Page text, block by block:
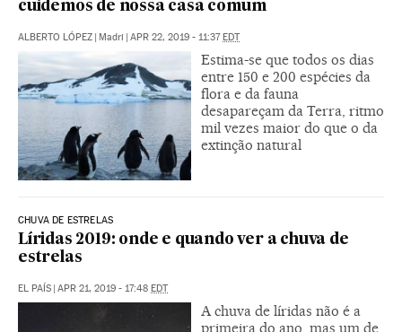
cuidemos de nossa casa comum
ALBERTO LÓPEZ | Madri | APR 22, 2019 - 11:37EDT
Estima-se que todos os dias
entre 150 e 200 espécies da
flora e da fauna
desapareçam da Terra, ritmo
mil vezes maior do que o da
extinção natural
CHUVA DE ESTRELAS
Líridas 2019: onde e quando ver a chuva de
estrelas
EL PAÍS APR 21, 2019 - 17:48 EDT
A chuva de líridas não é a
primeira do ano, mas um de